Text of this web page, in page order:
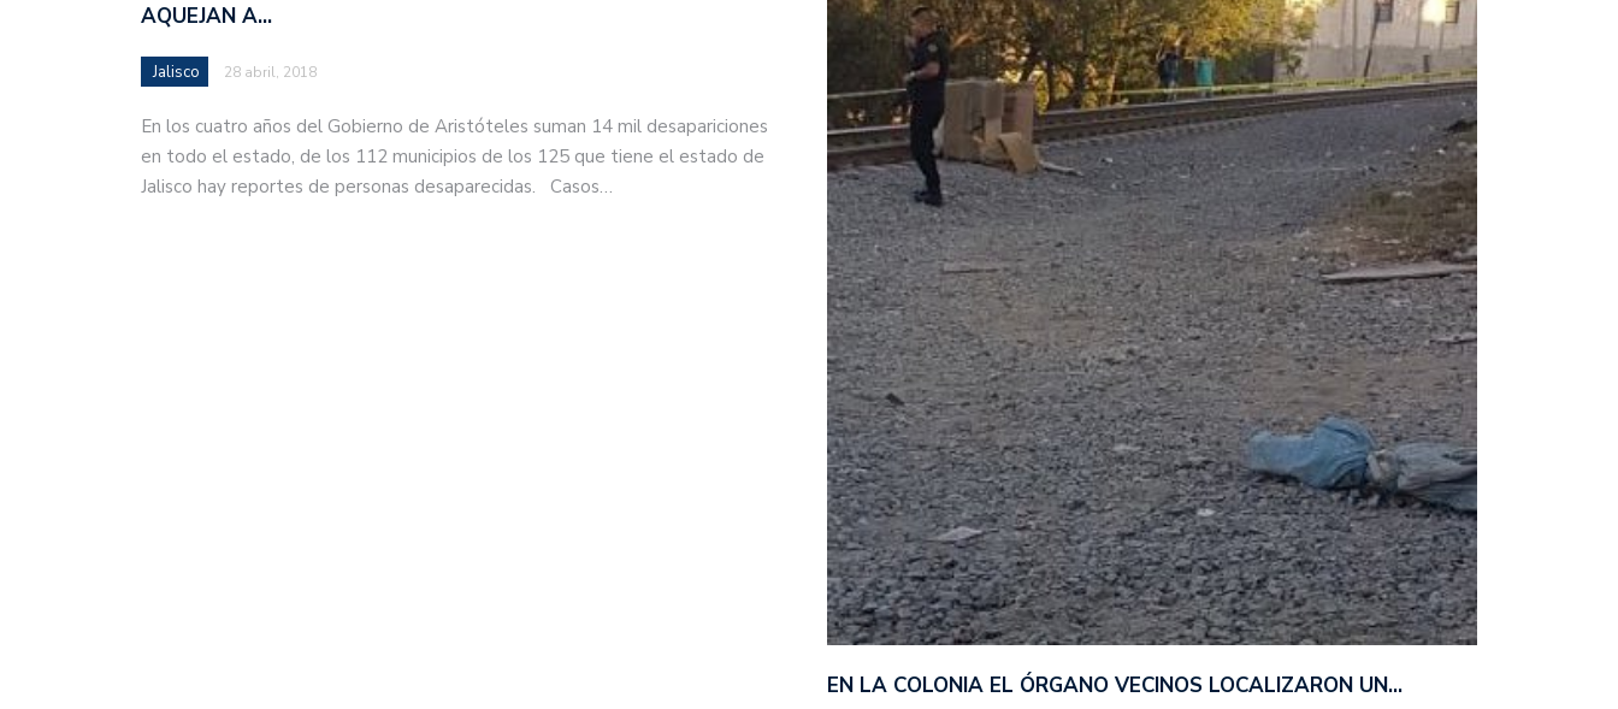
AQUEJAN A…
Jalisco 28 abril, 2018
En los cuatro años del Gobierno de Aristóteles suman 14 mil desapariciones
en todo el estado, de los 112 municipios de los 125 que tiene el estado de
Jalisco hay reportes de personas desaparecidas. Casos…
EN LA COLONIA EL ÓRGANO VECINOS LOCALIZARON UN…